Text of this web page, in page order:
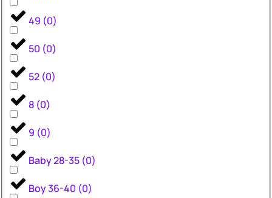
49 (0)
50 (0)
52 (0)
8 (0)
9 (0)
Baby 28-35 (0)
Boy 36-40 (0)